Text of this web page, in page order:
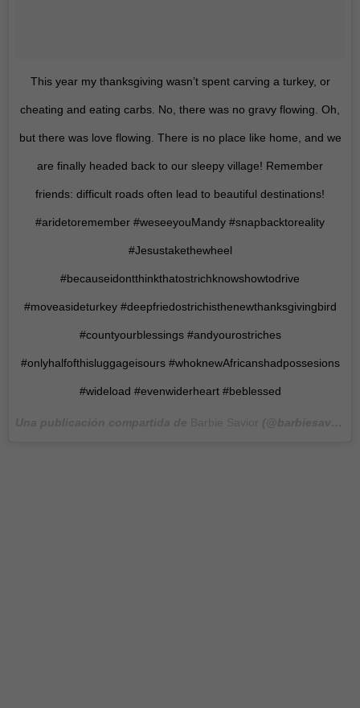
This year my thanksgiving wasn’t spent carving a turkey, or
cheating and eating carbs. No, there was no gravy flowing. Oh,
but there was love flowing. There is no place like home, and we
are finally headed back to our sleepy village! Remember
friends: difficult roads often lead to beautiful destinations!
#aridetoremember #weseeyouMandy #snapbacktoreality
#Jesustakethewheel
#becauseidontthinkthatostrichknowshowtodrive
#moveasideturkey #deepfriedostrichisthenewthanksgivingbird
#countyourblessings #andyourostriches
#onlyhalfofthisluggageisours #whoknewAfricanshadpossesions
#wideload #evenwiderheart #beblessed